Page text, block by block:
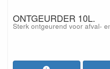
ONTGEURDER 10L.
Sterk ontgeurend voor afval-